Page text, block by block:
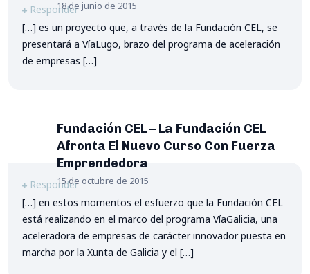
18 de junio de 2015
[…] es un proyecto que, a través de la Fundación CEL, se
presentará a VíaLugo, brazo del programa de aceleración
de empresas […]
Responder
Fundación CEL – La Fundación CEL
Afronta El Nuevo Curso Con Fuerza
Emprendedora
15 de octubre de 2015
[…] en estos momentos el esfuerzo que la Fundación CEL
está realizando en el marco del programa VíaGalicia, una
aceleradora de empresas de carácter innovador puesta en
marcha por la Xunta de Galicia y el […]
Responder